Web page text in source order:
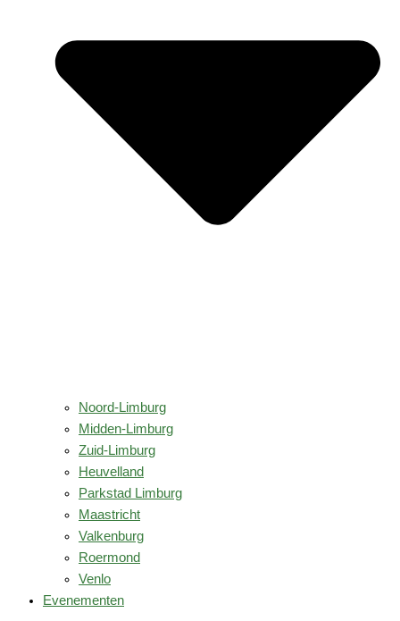
Noord-Limburg
Midden-Limburg
Zuid-Limburg
Heuvelland
Parkstad Limburg
Maastricht
Valkenburg
Roermond
Venlo
Evenementen